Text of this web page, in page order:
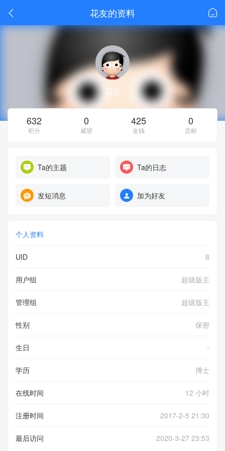
花友的资料
花友
632
积分
0
威望
425
金钱
0
贡献
Ta的主题 Ta的日志
发短消息 加为好友
个人资料
UID 8
用户组 超级版主
管理组 超级版主
性别 保密
生日 -
学历 博士
在线时间 12 小时
注册时间 2017-2-5 21:30
最后访问 2020-3-27 23:53